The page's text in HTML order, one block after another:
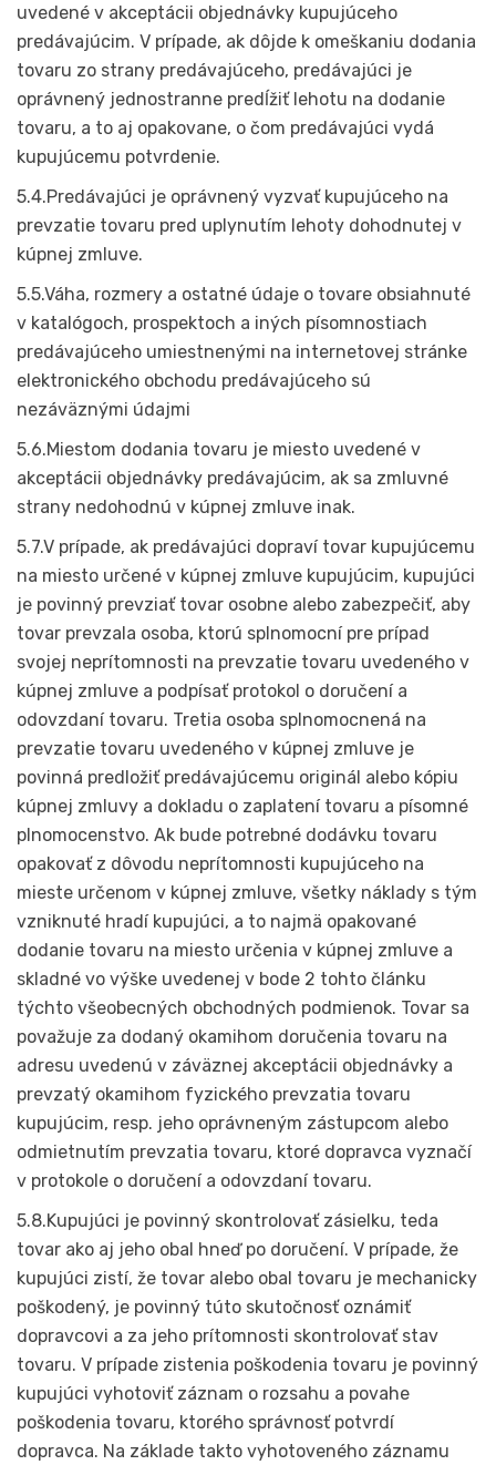
uvedené v akceptácii objednávky kupujúceho
predávajúcim. V prípade, ak dôjde k omeškaniu dodania
tovaru zo strany predávajúceho, predávajúci je
oprávnený jednostranne predĺžiť lehotu na dodanie
tovaru, a to aj opakovane, o čom predávajúci vydá
kupujúcemu potvrdenie.
5.4.Predávajúci je oprávnený vyzvať kupujúceho na
prevzatie tovaru pred uplynutím lehoty dohodnutej v
kúpnej zmluve.
5.5.Váha, rozmery a ostatné údaje o tovare obsiahnuté
v katalógoch, prospektoch a iných písomnostiach
predávajúceho umiestnenými na internetovej stránke
elektronického obchodu predávajúceho sú
nezáväznými údajmi
5.6.Miestom dodania tovaru je miesto uvedené v
akceptácii objednávky predávajúcim, ak sa zmluvné
strany nedohodnú v kúpnej zmluve inak.
5.7.V prípade, ak predávajúci dopraví tovar kupujúcemu
na miesto určené v kúpnej zmluve kupujúcim, kupujúci
je povinný prevziať tovar osobne alebo zabezpečiť, aby
tovar prevzala osoba, ktorú splnomocní pre prípad
svojej neprítomnosti na prevzatie tovaru uvedeného v
kúpnej zmluve a podpísať protokol o doručení a
odovzdaní tovaru. Tretia osoba splnomocnená na
prevzatie tovaru uvedeného v kúpnej zmluve je
povinná predložiť predávajúcemu originál alebo kópiu
kúpnej zmluvy a dokladu o zaplatení tovaru a písomné
plnomocenstvo. Ak bude potrebné dodávku tovaru
opakovať z dôvodu neprítomnosti kupujúceho na
mieste určenom v kúpnej zmluve, všetky náklady s tým
vzniknuté hradí kupujúci, a to najmä opakované
dodanie tovaru na miesto určenia v kúpnej zmluve a
skladné vo výške uvedenej v bode 2 tohto článku
týchto všeobecných obchodných podmienok. Tovar sa
považuje za dodaný okamihom doručenia tovaru na
adresu uvedenú v záväznej akceptácii objednávky a
prevzatý okamihom fyzického prevzatia tovaru
kupujúcim, resp. jeho oprávneným zástupcom alebo
odmietnutím prevzatia tovaru, ktoré dopravca vyznačí
v protokole o doručení a odovzdaní tovaru.
5.8.Kupujúci je povinný skontrolovať zásielku, teda
tovar ako aj jeho obal hneď po doručení. V prípade, že
kupujúci zistí, že tovar alebo obal tovaru je mechanicky
poškodený, je povinný túto skutočnosť oznámiť
dopravcovi a za jeho prítomnosti skontrolovať stav
tovaru. V prípade zistenia poškodenia tovaru je povinný
kupujúci vyhotoviť záznam o rozsahu a povahe
poškodenia tovaru, ktorého správnosť potvrdí
dopravca. Na základe takto vyhotoveného záznamu